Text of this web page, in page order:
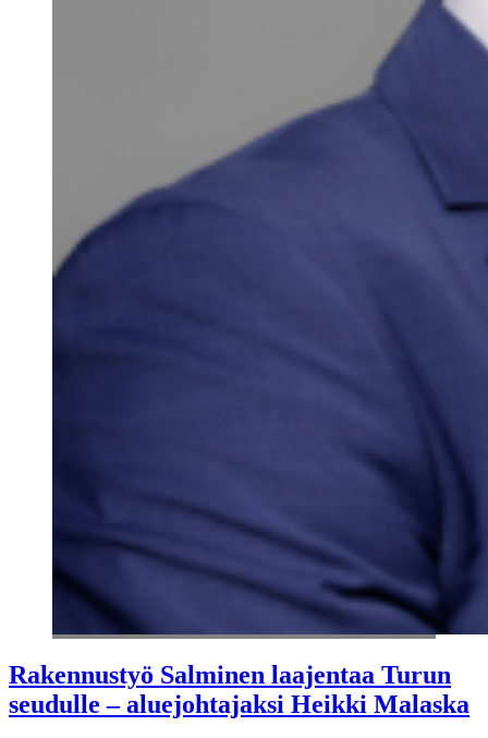
Rakennustyö Salminen laajentaa Turun
seudulle – aluejohtajaksi Heikki Malaska